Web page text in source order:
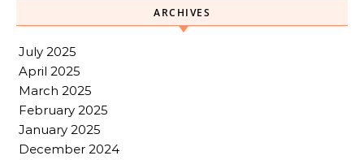
ARCHIVES
July 2025
April 2025
March 2025
February 2025
January 2025
December 2024